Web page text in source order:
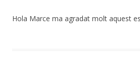
Hola Marce ma agradat molt aquest